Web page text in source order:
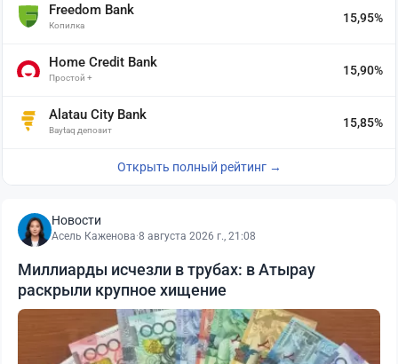
Freedom Bank
Копилка
15,95%
Home Credit Bank
Простой +
15,90%
Alatau City Bank
Baytaq депозит
15,85%
Открыть полный рейтинг →
Новости
Асель Каженова·8 августа 2026 г., 21:08
Миллиарды исчезли в трубах: в Атырау
раскрыли крупное хищение